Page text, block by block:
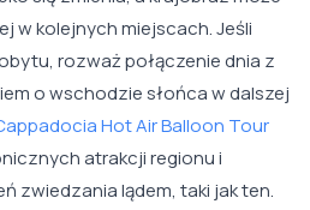
w kolejnych miejscach. Jeśli
rozważ połączenie dnia z
o wschodzie słońca w dalszej
Hot Air Balloon Tour
atrakcji regionu i
zwiedzania lądem, taki jak ten.